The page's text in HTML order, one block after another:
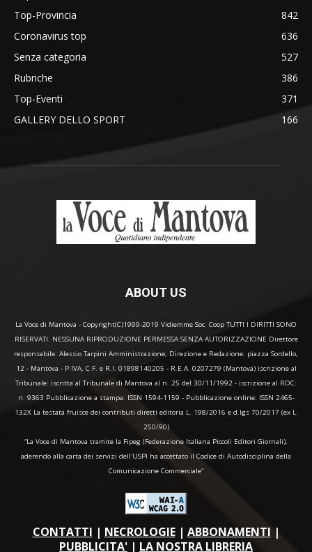
Top-Provincia
842
Coronavirus top
636
Senza categoria
527
Rubriche
386
Top-Eventi
371
GALLERY DELLO SPORT
166
ABOUT US
La Voce di Mantova - Copyright(C)1999-2019 Vidiemme Soc. Coop TUTTI I DIRITTI SONO
RISERVATI. NESSUNA RIPRODUZIONE PERMESSA SENZA AUTORIZZAZIONE Direttore
responsabile: Alessio Tarpini Amministrazione, Direzione e Redazione: piazza Sordello,
12 - Mantova - P.IVA, C.F. e R.I. 01898140205 - R.E.A. 0207279 (Mantova) iscrizione al
Tribunale: iscritta al Tribunale di Mantova al n. 25 del 30/11/1992 - iscrizione al ROC:
n. 9363 Pubblicazione a stampa: ISSN 1594-1159 - Pubblicazione online: ISSN 2465-
132X La testata fruisce dei contributi diretti editoria L. 198/2016 e d.lgs 70/2017 (ex L.
250/90)
“La Voce di Mantova tramite la Fipeg (Federazione Italiana Piccoli Editori Giornali),
aderendo alla carta dei servizi dell'USPI ha accettato il Codice di Autodisciplina della
Comunicazione Commerciale"
CONTATTI | NECROLOGIE| ABBONAMENTI |
PUBBLICITA' | LA NOSTRA LIBRERIA